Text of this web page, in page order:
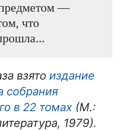
—
что
взято издание
собрания
в 22 томах (М.:
1979).